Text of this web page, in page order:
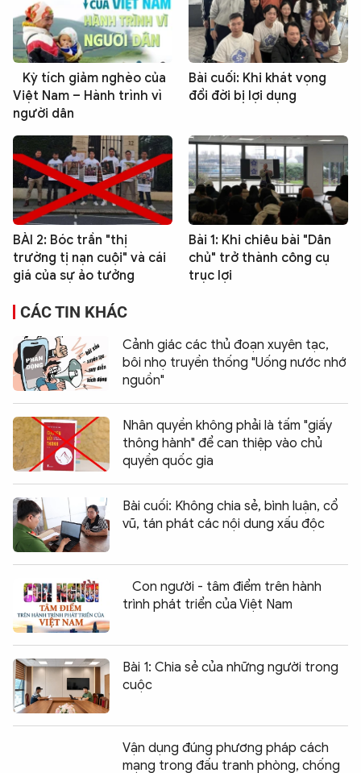
Kỳ tích giảm nghèo của
Việt Nam – Hành trình vì
người dân
Bài cuối: Khi khát vọng
đổi đời bị lợi dụng
BÀI 2: Bóc trần "thị
trường tị nạn cuội" và cái
giá của sự ảo tưởng
Bài 1: Khi chiêu bài "Dân
chủ" trở thành công cụ
trục lợi
CÁC TIN KHÁC
Cảnh giác các thủ đoạn xuyên tạc,
bôi nhọ truyền thống "Uống nước nhớ
nguồn"
Nhân quyền không phải là tấm "giấy
thông hành" để can thiệp vào chủ
quyền quốc gia
Bài cuối: Không chia sẻ, bình luận, cổ
vũ, tán phát các nội dung xấu độc
Con người - tâm điểm trên hành
trình phát triển của Việt Nam
Bài 1: Chia sẻ của những người trong
cuộc
Vận dụng đúng phương pháp cách
mạng trong đấu tranh phòng, chống